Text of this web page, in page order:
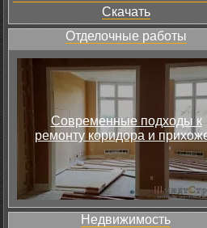
Скачать
Отделочные работы
Современные подходы к
ремонту коридора и
Недвижимость